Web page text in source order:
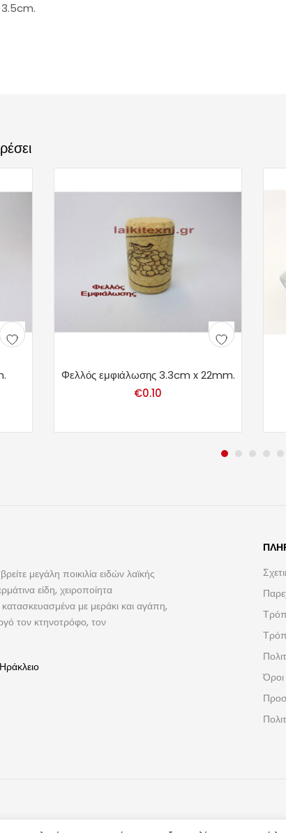
Φελλός εμφιάλωσης 3.3cm x 22mm.
€0.10
μεγάλη ποικιλία ειδών λαϊκής
είδη, χειροποίητα
με μεράκι και αγάπη,
τον κτηνοτρόφο, τον